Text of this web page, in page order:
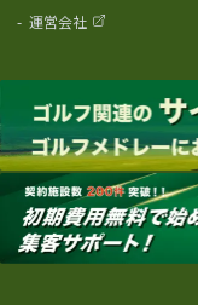
- 運営会社